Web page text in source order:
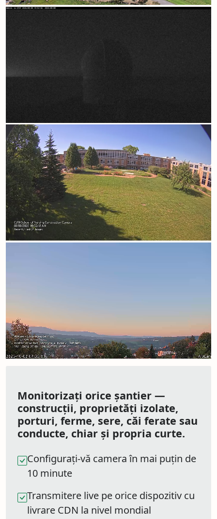
Monitorizați orice șantier —
construcții, proprietăți izolate,
porturi, ferme, sere, căi ferate sau
conducte, chiar și propria curte.
Configurați-vă camera în mai puțin de
10 minute
Transmitere live pe orice dispozitiv cu
livrare CDN la nivel mondial